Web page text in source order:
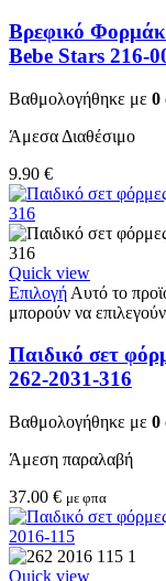
Βρεφικό
Bebe Stars 216-
Βαθμολογήθηκε με 0
Άμεσα Διαθέσιμο
9.90 €
Quick view
Επιλογή Αυτό το
μπορούν να
Παιδικό σετ
262-2031-316
Βαθμολογήθηκε με 0
Άμεση παραλαβή
37.00 € με φπα
Quick view